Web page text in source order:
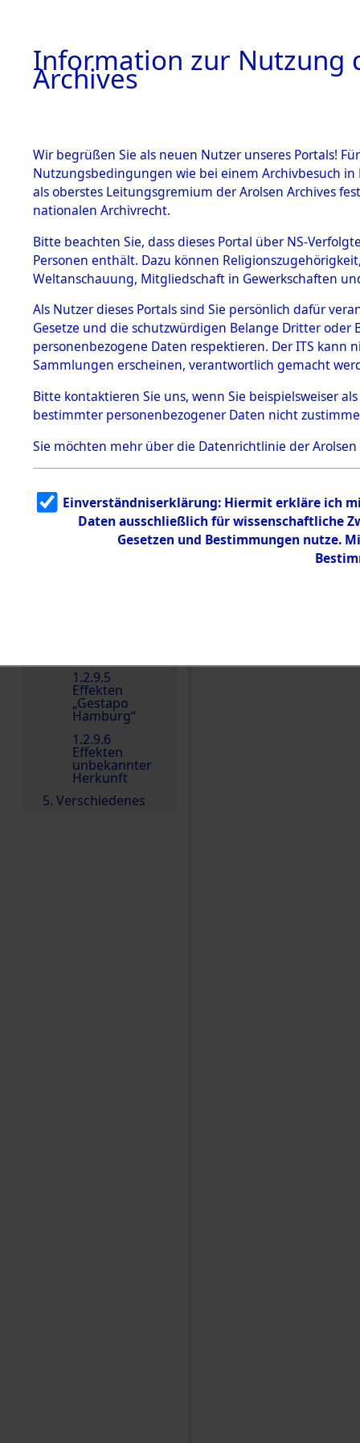
BESTÄNDE
1.
Inhaftierungsdoku
mente
1.2.9 Beim ITS
Effekten
1.2.9.1
Effekten aus
dem KZ
Dachau
1.2.9.2
Effekten aus
dem KZ
Bayerisches
1.2.9.3
Effekten aus
dem KZ
Neuengamm
1.2.9.5
Effekten
„Gestapo
Hamburg“
1.2.9.6
Effekten
unbekannter
Herkunft
5. Verschiedenes
0002
Einen Kommentar
Information zur Nutzung
Archives
Wir begrüßen Sie als neuen Nutzer unseres Portals!
Nutzungsbedingungen wie bei einem Archivbesuch
als oberstes Leitungsgremium der Arolsen Archives
nationalen Archivrecht.
Bitte beachten Sie, dass dieses Portal über NS-
Personen enthält. Dazu können
Weltanschauung, Mitgliedschaft in Gewerkschaften
Als Nutzer dieses Portals sind Sie persönlich dafür
Gesetze und die schutzwürdigen Belange Dritter
personenbezogene Daten respektieren. Der ITS
Sammlungen erscheinen, verantwortlich gemacht
Bitte kontaktieren Sie uns, wenn Sie beispielsweiser
bestimmter personenbezogener Daten nicht
Sie möchten mehr über die Datenrichtlinie der Arolsen
Einverständniserklärung: Hiermit erkläre ich
Daten ausschließlich für wissenschaftliche
Gesetzen und Bestimmungen nutze.